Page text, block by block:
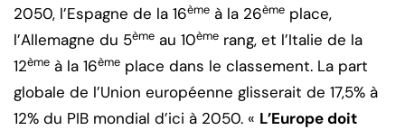
2050, l’Espagne de la 16ème à la 26ème place,
l’Allemagne du 5ème au 10ème rang, et l’Italie de la
12ème à la 16ème place dans le classement. La part
globale de l’Union européenne glisserait de 17,5% à
12% du PIB mondial d’ici à 2050. « L’Europe doit